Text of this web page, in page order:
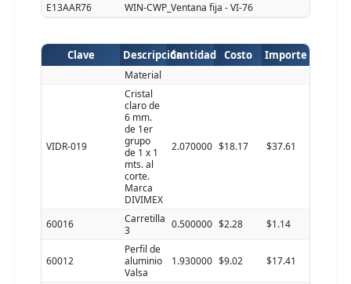
E13AAR76 WIN-CWP_Ventana fija - VI-76
Clave DescripciónCantidad Costo Importe
Material
VIDR-019
Cristal
claro de
6 mm.
de 1er
grupo
de 1 x 1
mts. al
corte.
Marca
DIVIMEX
2.070000 $18.17 $37.61
60016
Carretilla
3
0.500000 $2.28 $1.14
60012
Perfil de
aluminio
Valsa
1.930000 $9.02 $17.41